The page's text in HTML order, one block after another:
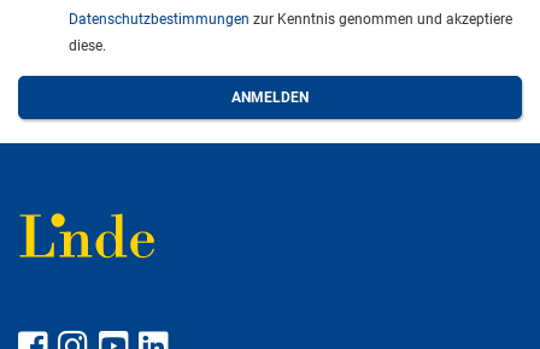
Datenschutzbestimmungen zur Kenntnis genommen und akzeptiere
diese.